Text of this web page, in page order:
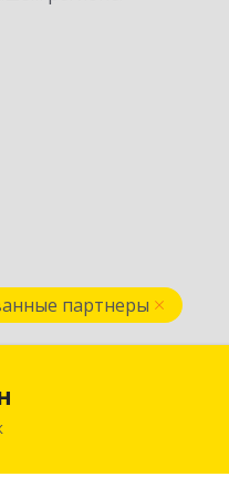
партнеры